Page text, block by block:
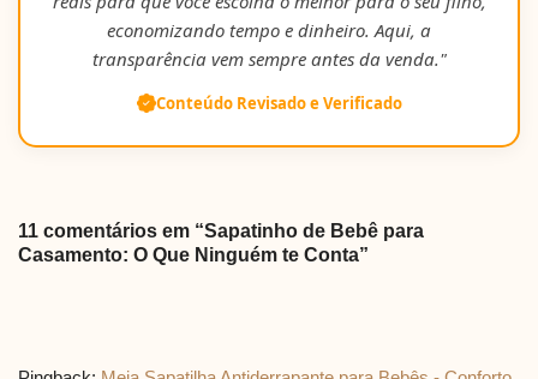
economizando tempo e dinheiro. Aqui, a
transparência vem sempre antes da venda."
Conteúdo Revisado e Verificado
11 comentários em “Sapatinho de Bebê para
Casamento: O Que Ninguém te Conta”